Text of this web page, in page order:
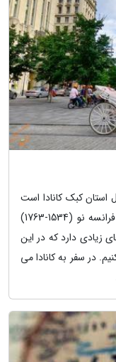
استان کبک کانادا است
و بعضی از ساختمان های آن متعلق به دوره فرانسه نو (1534-1763)
زیادی دارد که در این
در سفر به کانادا می